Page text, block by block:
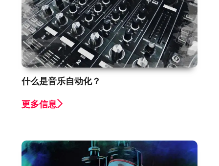
什么是音乐自动化？
更多信息